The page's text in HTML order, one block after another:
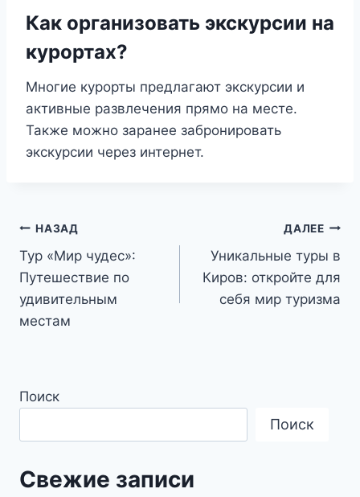
Как организовать экскурсии на
курортах?
Многие курорты предлагают экскурсии и
активные развлечения прямо на месте.
Также можно заранее забронировать
экскурсии через интернет.
Навигация
по
записям
НАЗАД
Тур «Мир чудес»:
Путешествие по
удивительным
местам
ДАЛЕЕ
Уникальные туры в
Киров: откройте для
себя мир туризма
Поиск
Поиск
Свежие записи